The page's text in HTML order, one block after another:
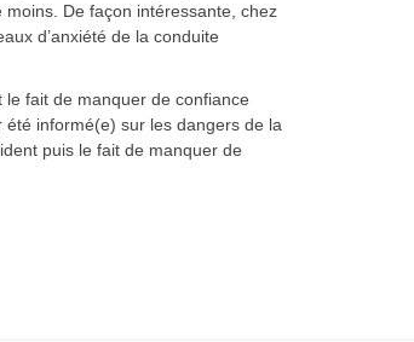
moins. De façon intéressante, chez
d’anxiété de la conduite
le fait de manquer de confiance
informé(e) sur les dangers de la
puis le fait de manquer de